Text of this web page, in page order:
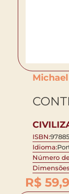
ISBN:
Idioma:
Número
R$